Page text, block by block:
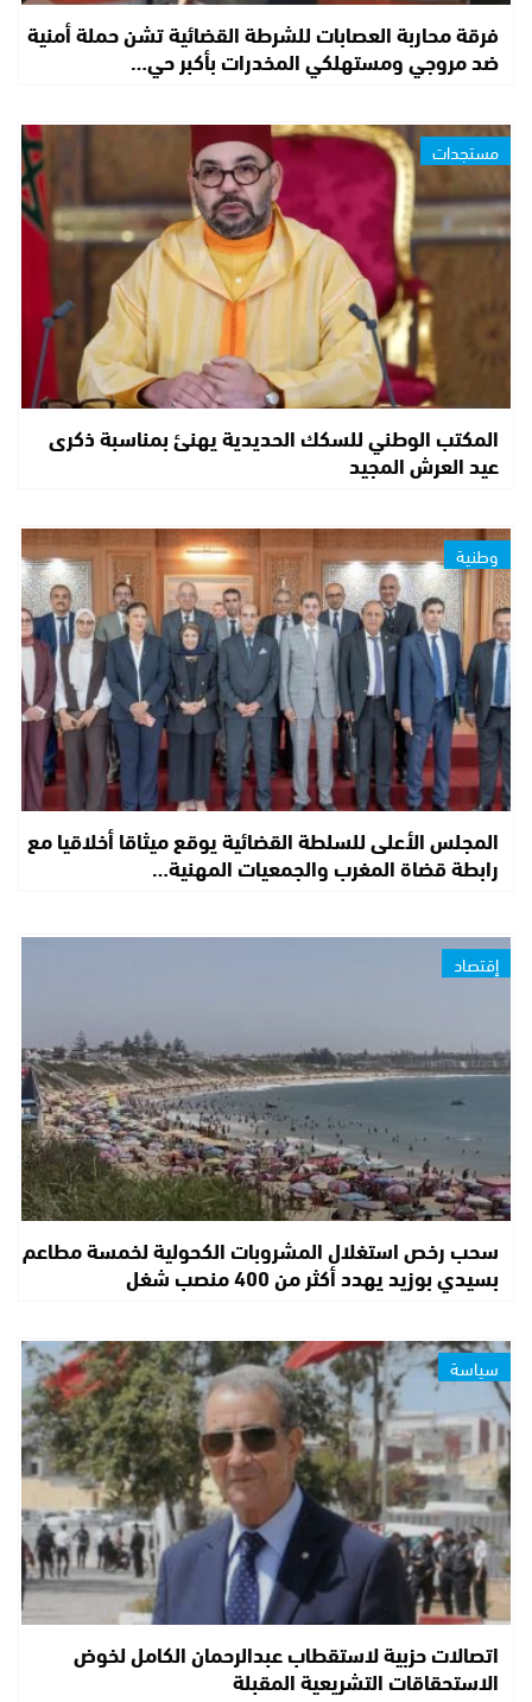
فرقة محاربة العصابات للشرطة القضائية تشن حملة أمنية
ضد مروجي ومستهلكي المخدرات بأكبر حي…
مستجدات
المكتب الوطني للسكك الحديدية يهنئ بمناسبة ذكرى
عيد العرش المجيد
وطنية
المجلس الأعلى للسلطة القضائية يوقع ميثاقا أخلاقيا مع
رابطة قضاة المغرب والجمعيات المهنية…
إقتصاد
سحب رخص استغلال المشروبات الكحولية لخمسة مطاعم
بسيدي بوزيد يهدد أكثر من 400 منصب شغل
سياسة
اتصالات حزبية لاستقطاب عبدالرحمان الكامل لخوض
الاستحقاقات التشريعية المقبلة